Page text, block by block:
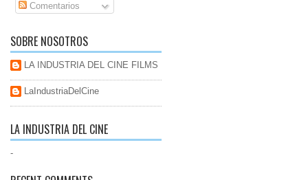
Comentarios
SOBRE NOSOTROS
LA INDUSTRIA DEL CINE FILMS
LaIndustriaDelCine
LA INDUSTRIA DEL CINE
-